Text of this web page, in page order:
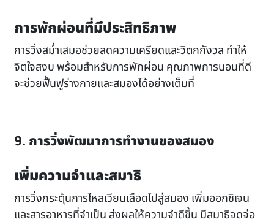
การพักผ่อนที่มีประสิทธิภาพ
การวิ่งสม่ำเสมอช่วยลดความเครียดและวิตกกังวล ทำให้
จิตใจสงบ พร้อมสำหรับการพักผ่อน คุณภาพการนอนที่ดี
จะช่วยฟื้นฟูร่างกายและสมองได้อย่างเต็มที่
9. การวิ่งพัฒนาการทำงานของสมอง
เพิ่มความจำและสมาธิ
การวิ่งกระตุ้นการไหลเวียนเลือดไปสู่สมอง เพิ่มออกซิเจน
และสารอาหารที่จำเป็น ส่งผลให้ความจำดีขึ้น มีสมาธิจดจ่อ